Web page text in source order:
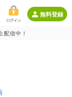
無料登録
配信中！